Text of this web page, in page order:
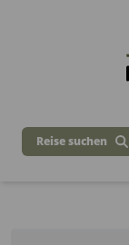
Reise suchen